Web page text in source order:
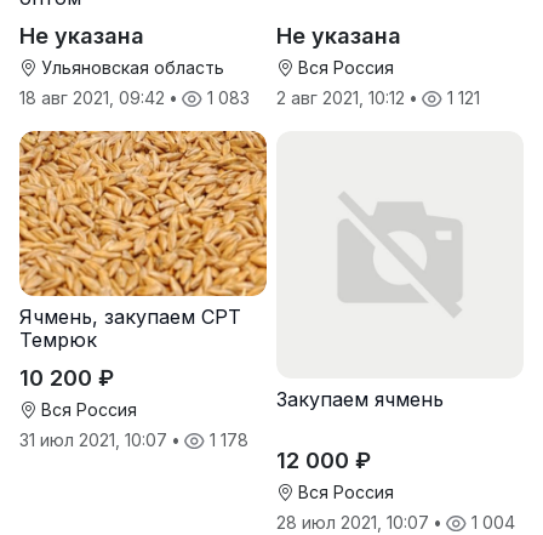
Не указана
Ульяновская область
18 авг 2021, 09:42 • 1 083
Не указана
Вся Россия
2 авг 2021, 10:12 • 1 121
Ячмень, закупаем СРТ
Темрюк
10 200 ₽
Вся Россия
31 июл 2021, 10:07 • 1 178
Закупаем ячмень
12 000 ₽
Вся Россия
28 июл 2021, 10:07 • 1 004